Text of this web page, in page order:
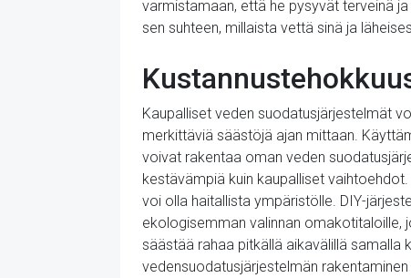
varmistamaan, että he pysyvät terveinä
sen suhteen, millaista vettä sinä ja
Kaupalliset veden suodatusjärjestelmät
merkittäviä säästöjä ajan mittaan.
voivat rakentaa oman veden
kestävämpiä kuin kaupalliset
voi olla haitallista ympäristölle. DIY-
ekologisemman valinnan omakotitaloille,
säästää rahaa pitkällä aikavälillä samalla
vedensuodatusjärjestelmän